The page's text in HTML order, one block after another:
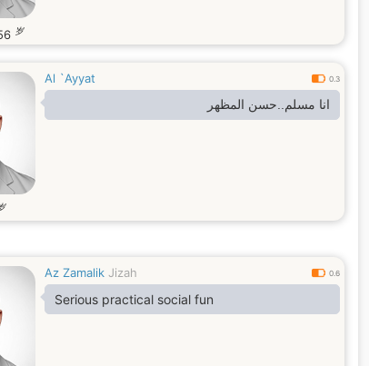
岁
Al `Ayyat 0.3
انا مسلم..حسن المظهر
Az Zamalik Jizah 0.6
Serious practical social fun